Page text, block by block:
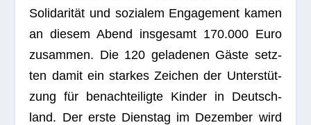
Soli­da­ri­tät und sozia­lem Enga­ge­ment kamen
an die­sem Abend ins­ge­samt 170.000 Euro
zusam­men. Die 120 gela­de­nen Gäste setz­
ten damit ein star­kes Zei­chen der Unter­stüt­
zung für benach­tei­ligte Kin­der in Deutsch­
land. Der erste Diens­tag im Dezem­ber wird